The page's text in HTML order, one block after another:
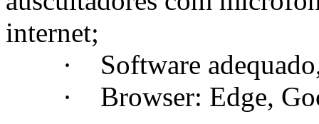
internet;
· Software adequado,
· Browser: Edge,